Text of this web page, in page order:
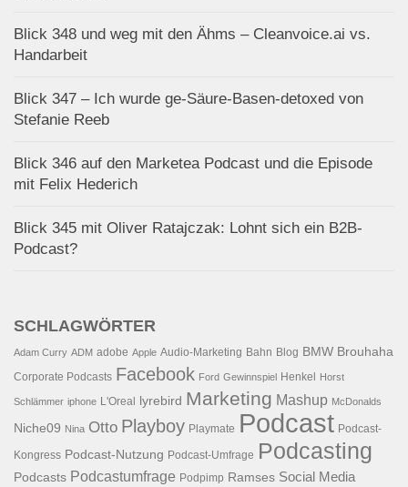
Blick 348 und weg mit den Ähms – Cleanvoice.ai vs.
Handarbeit
Blick 347 – Ich wurde ge-Säure-Basen-detoxed von
Stefanie Reeb
Blick 346 auf den Marketea Podcast und die Episode
mit Felix Hederich
Blick 345 mit Oliver Ratajczak: Lohnt sich ein B2B-
Podcast?
SCHLAGWÖRTER
Adam Curry ADM adobe Apple Audio-Marketing Bahn Blog BMW Brouhaha
Corporate Podcasts Facebook Ford Gewinnspiel Henkel Horst
Schlämmer iphone L'Oreal lyrebird Marketing Mashup McDonalds
Niche09 Nina Otto Playboy Playmate Podcast Podcast-
Kongress Podcast-Nutzung Podcast-Umfrage Podcasting
Podcasts Podcastumfrage Podpimp Ramses Social Media